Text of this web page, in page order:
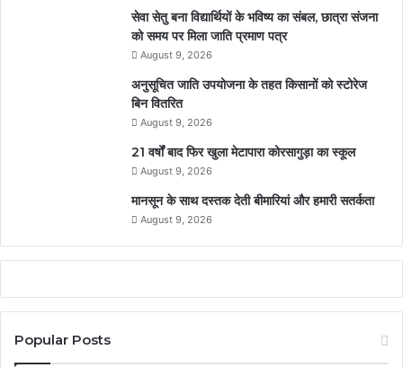
सेवा सेतु बना विद्यार्थियों के भविष्य का संबल, छात्रा संजना
को समय पर मिला जाति प्रमाण पत्र
August 9, 2026
अनुसूचित जाति उपयोजना के तहत किसानों को स्टोरेज
बिन वितरित
August 9, 2026
21 वर्षों बाद फिर खुला मेटापारा कोरसागुड़ा का स्कूल
August 9, 2026
मानसून के साथ दस्तक देती बीमारियां और हमारी सतर्कता
August 9, 2026
Popular Posts